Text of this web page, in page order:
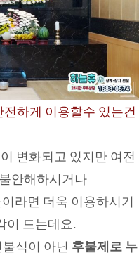
하게 이용할수 있는건
변화되고 있지만 여전
안해하시거나
라면 더욱 이용하시기
이 드는데요.
식이 아닌 후불제로 누